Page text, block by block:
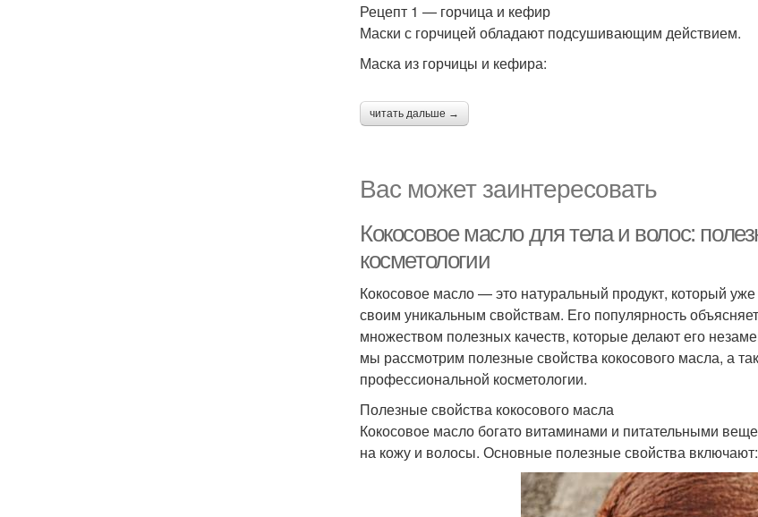
Рецепт 1 — горчица и кефир
Маски с горчицей обладают подсушивающим действием.
Маска из горчицы и кефира:
читать дальше →
Вас может заинтересовать
Кокосовое масло для тела и волос:
косметологии
Кокосовое масло — это натуральный продукт, который
своим уникальным свойствам. Его популярность
множеством полезных качеств, которые делают его
мы рассмотрим полезные свойства кокосового масла, а
профессиональной косметологии.
Полезные свойства кокосового масла
Кокосовое масло богато витаминами и питательными
на кожу и волосы. Основные полезные свойства включают: